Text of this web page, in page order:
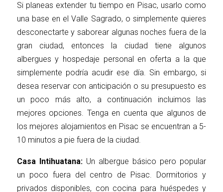
Si planeas extender tu tiempo en Pisac, usarlo como
una base en el Valle Sagrado, o simplemente quieres
desconectarte y saborear algunas noches fuera de la
gran ciudad, entonces la ciudad tiene algunos
albergues y hospedaje personal en oferta a la que
simplemente podría acudir ese día. Sin embargo, si
desea reservar con anticipación o su presupuesto es
un poco más alto, a continuación incluimos las
mejores opciones. Tenga en cuenta que algunos de
los mejores alojamientos en Pisac se encuentran a 5-
10 minutos a pie fuera de la ciudad.
Casa Intihuatana: Un albergue básico pero popular
un poco fuera del centro de Pisac. Dormitorios y
privados disponibles, con cocina para huéspedes y